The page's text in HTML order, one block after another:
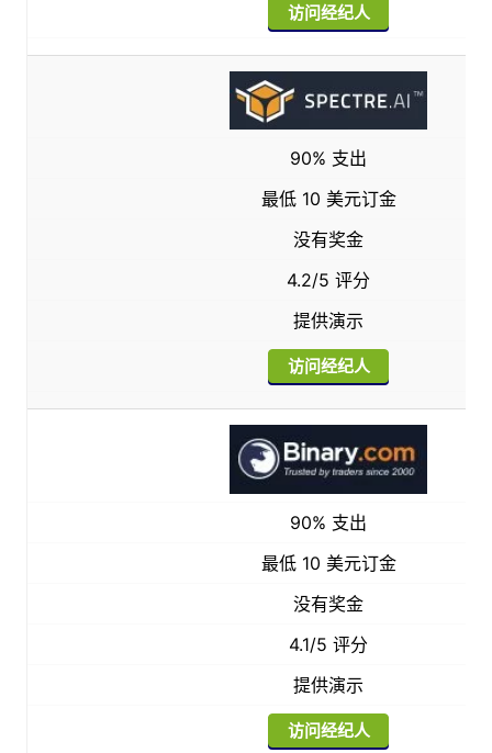
访问经纪人
90% 支出
最低 10 美元订金
没有奖金
4.2/5 评分
提供演示
访问经纪人
90% 支出
最低 10 美元订金
没有奖金
4.1/5 评分
提供演示
访问经纪人